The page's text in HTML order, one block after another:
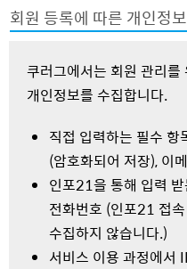
회원 등록에 따른 개인정
쿠러그에서는 회원 관리
개인정보를 수집합니다.
직접 입력하는 필수 항
(암호화되어 저장), 이
인포21을 통해 입력
전화번호 (인포21 접
수집하지 않습니다.)
서비스 이용 과정에서